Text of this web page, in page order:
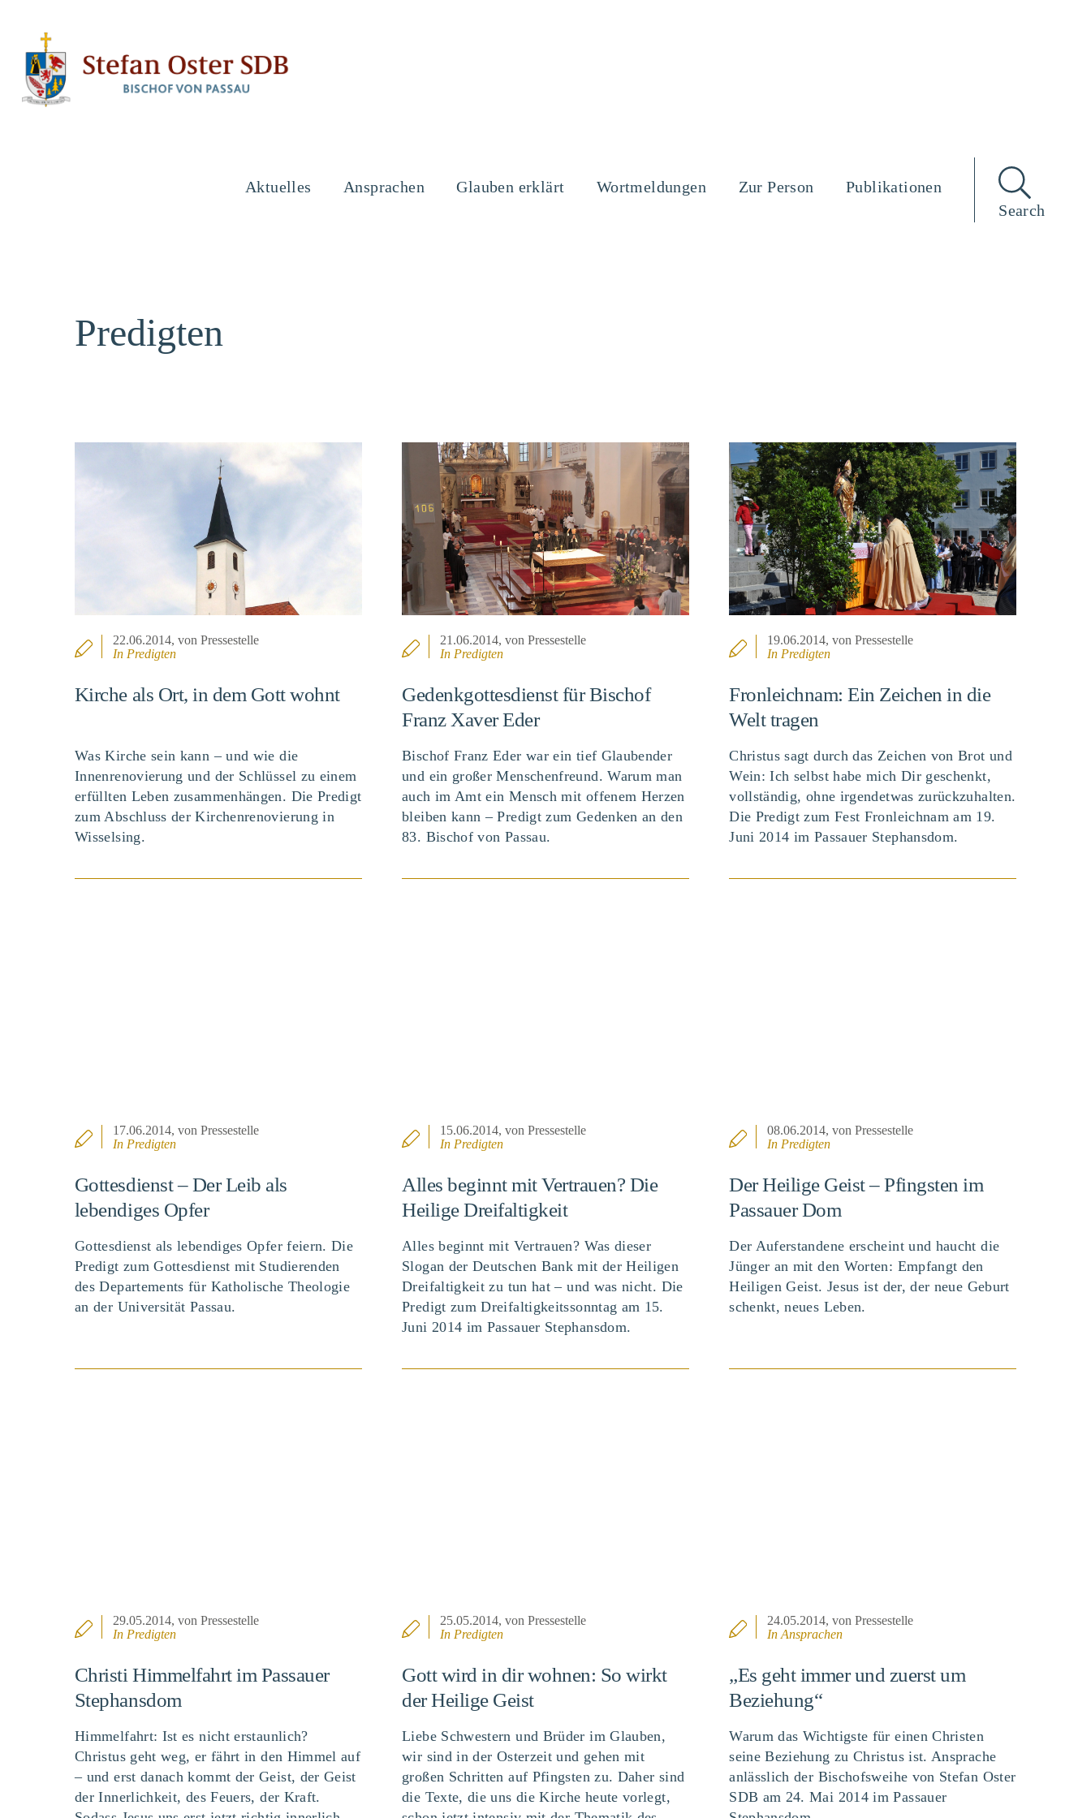
Aktuelles Ansprachen Glauben erklärt Wortmeldungen Zur Person
Publikationen
Search
Predigten
22.06.2014, von Pressestelle
In Predigten
Kirche als Ort, in dem Gott wohnt
Was Kirche sein kann – und wie die
Innenrenovierung und der Schlüssel zu einem
erfüllten Leben zusammenhängen. Die Predigt
zum Abschluss der Kirchenrenovierung in
Wisselsing.
21.06.2014, von Pressestelle
In Predigten
Gedenkgottesdienst für Bischof
Franz Xaver Eder
Bischof Franz Eder war ein tief Glaubender
und ein großer Menschenfreund. Warum man
auch im Amt ein Mensch mit offenem Herzen
bleiben kann – Predigt zum Gedenken an den
83. Bischof von Passau.
19.06.2014, von Pressestelle
In Predigten
Fronleichnam: Ein Zeichen in die
Welt tragen
Christus sagt durch das Zeichen von Brot und
Wein: Ich selbst habe mich Dir geschenkt,
vollständig, ohne irgendetwas zurückzuhalten.
Die Predigt zum Fest Fronleichnam am 19.
Juni 2014 im Passauer Stephansdom.
17.06.2014, von Pressestelle
In Predigten
Gottesdienst – Der Leib als
lebendiges Opfer
Gottesdienst als lebendiges Opfer feiern. Die
Predigt zum Gottesdienst mit Studierenden
des Departements für Katholische Theologie
an der Universität Passau.
15.06.2014, von Pressestelle
In Predigten
Alles beginnt mit Vertrauen? Die
Heilige Dreifaltigkeit
Alles beginnt mit Vertrauen? Was dieser
Slogan der Deutschen Bank mit der Heiligen
Dreifaltigkeit zu tun hat – und was nicht. Die
Predigt zum Dreifaltigkeitssonntag am 15.
Juni 2014 im Passauer Stephansdom.
08.06.2014, von Pressestelle
In Predigten
Der Heilige Geist – Pfingsten im
Passauer Dom
Der Auferstandene erscheint und haucht die
Jünger an mit den Worten: Empfangt den
Heiligen Geist. Jesus ist der, der neue Geburt
schenkt, neues Leben.
29.05.2014, von Pressestelle
In Predigten
Christi Himmelfahrt im Passauer
Stephansdom
Himmelfahrt: Ist es nicht erstaunlich?
Christus geht weg, er fährt in den Himmel auf
– und erst danach kommt der Geist, der Geist
der Innerlichkeit, des Feuers, der Kraft.
25.05.2014, von Pressestelle
In Predigten
Gott wird in dir wohnen: So wirkt
der Heilige Geist
Liebe Schwestern und Brüder im Glauben,
wir sind in der Osterzeit und gehen mit
großen Schritten auf Pfingsten zu. Daher sind
die Texte, die uns die Kirche heute vorlegt,
24.05.2014, von Pressestelle
InAnsprachen
„Es geht immer und zuerst um
Beziehung“
Warum das Wichtigste für einen Christen
seine Beziehung zu Christus ist. Ansprache
anlässlich der Bischofsweihe von Stefan Oster
SDB am 24. Mai 2014 im Passauer